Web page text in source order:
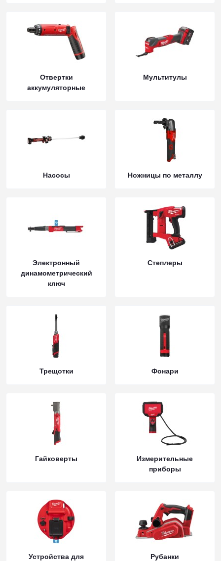
Отвертки
аккумуляторные
Мультитулы
Насосы Ножницы по металлу
Электронный
динамометрический
ключ
Степлеры
Трещотки Фонари
Гайковерты
Измерительные
приборы
Устройства для
Рубанки